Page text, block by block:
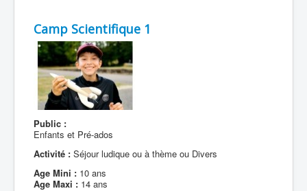
Camp Scientifique 1
Public :
Enfants et Pré-ados
Activité : Séjour ludique ou à thème ou Divers
Age Mini : 10 ans
Age Maxi : 14 ans